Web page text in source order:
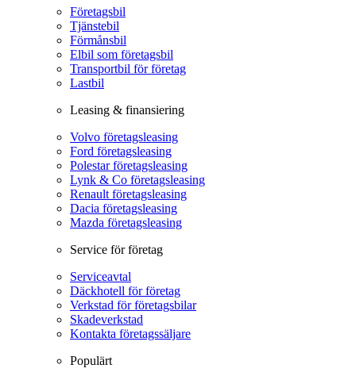
Företagsbil
Tjänstebil
Förmånsbil
Elbil som företagsbil
Transportbil för företag
Lastbil
Leasing & finansiering
Volvo företagsleasing
Ford företagsleasing
Polestar företagsleasing
Lynk & Co företagsleasing
Renault företagsleasing
Dacia företagsleasing
Mazda företagsleasing
Service för företag
Serviceavtal
Däckhotell för företag
Verkstad för företagsbilar
Skadeverkstad
Kontakta företagssäljare
Populärt